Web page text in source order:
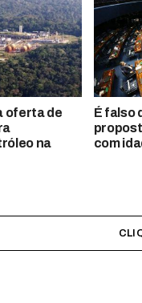
oferta de
na
É falso
com